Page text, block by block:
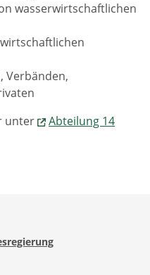
wasserwirtschaftlichen
Verbänden,
unter
Abteilung 14